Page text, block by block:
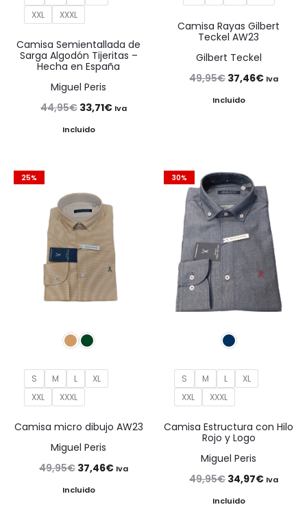
XXL
XXXL
Camisa Semientallada de
Sarga Algodón Tijeritas –
Hecha en España
Miguel Peris
44,95€ El
precio
44,95€.
33,71€ElIva
Incluido
Camisa Rayas Gilbert
Teckel AW23
Gilbert Teckel
49,95€ El
precio
37,46€ElIva
Incluido
25%
S M L
XL
XXL
XXXL
Camisa micro dibujo AW23
Miguel Peris
49,95€ El
precio
37,46€ElIva
Incluido
30%
S M L
XL
XXL
XXXL
Camisa Estructura con Hilo
Rojo y Logo
Miguel Peris
49,95€ El
precio
34,97€ElIva
Incluido